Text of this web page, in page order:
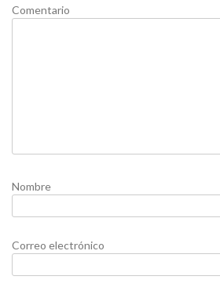
Comentario
Nombre
Correo electrónico